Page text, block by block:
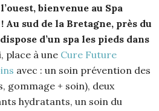
bienvenue au Spa
sud de la Bretagne, près du
d’un spa les pieds dans
place à une Cure Future
avec : un soin prévention des
gommage + soin), deux
hydratants, un soin du